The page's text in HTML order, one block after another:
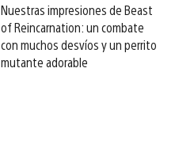
Nuestras impresiones de Beast
of Reincarnation: un combate
con muchos desvíos y un perrito
mutante adorable